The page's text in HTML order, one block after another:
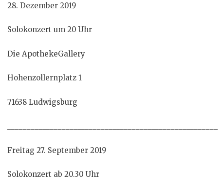
28. Dezember 2019
Solokonzert um 20 Uhr
Die ApothekeGallery
Hohenzollernplatz 1
71638 Ludwigsburg
Freitag 27. September 2019
Solokonzert ab 20.30 Uhr